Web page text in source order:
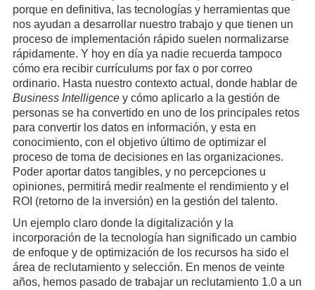
porque en definitiva, las tecnologías y herramientas que
nos ayudan a desarrollar nuestro trabajo y que tienen un
proceso de implementación rápido suelen normalizarse
rápidamente. Y hoy en día ya nadie recuerda tampoco
cómo era recibir currículums por fax o por correo
ordinario. Hasta nuestro contexto actual, donde hablar de
Business Intelligencey cómo aplicarlo a la gestión de
personas se ha convertido en uno de los principales retos
para convertir los datos en información, y esta en
conocimiento, con el objetivo último de optimizar el
proceso de toma de decisiones en las organizaciones.
Poder aportar datos tangibles, y no percepciones u
opiniones, permitirá medir realmente el rendimiento y el
ROI (retorno de la inversión) en la gestión del talento.
Un ejemplo claro donde la digitalización y la
incorporación de la tecnología han significado un cambio
de enfoque y de optimización de los recursos ha sido el
área de reclutamiento y selección. En menos de veinte
años, hemos pasado de trabajar un reclutamiento 1.0 a un